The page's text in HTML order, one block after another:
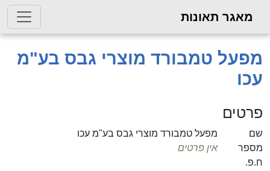
מאגר תאונות
מפעל טמבורד מוצרי גבס בע"מ
עכו
פרטים
שם
מפעל טמבורד מוצרי גבס בע"מ עכו
מספר
ח.פ.
אין פרטים